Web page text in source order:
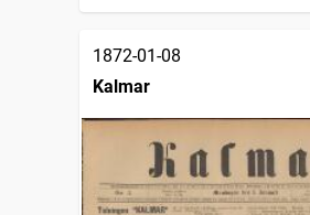
1872-01-08
Kalmar